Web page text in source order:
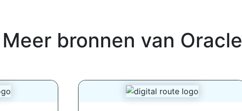
Meer bronnen van Oracle